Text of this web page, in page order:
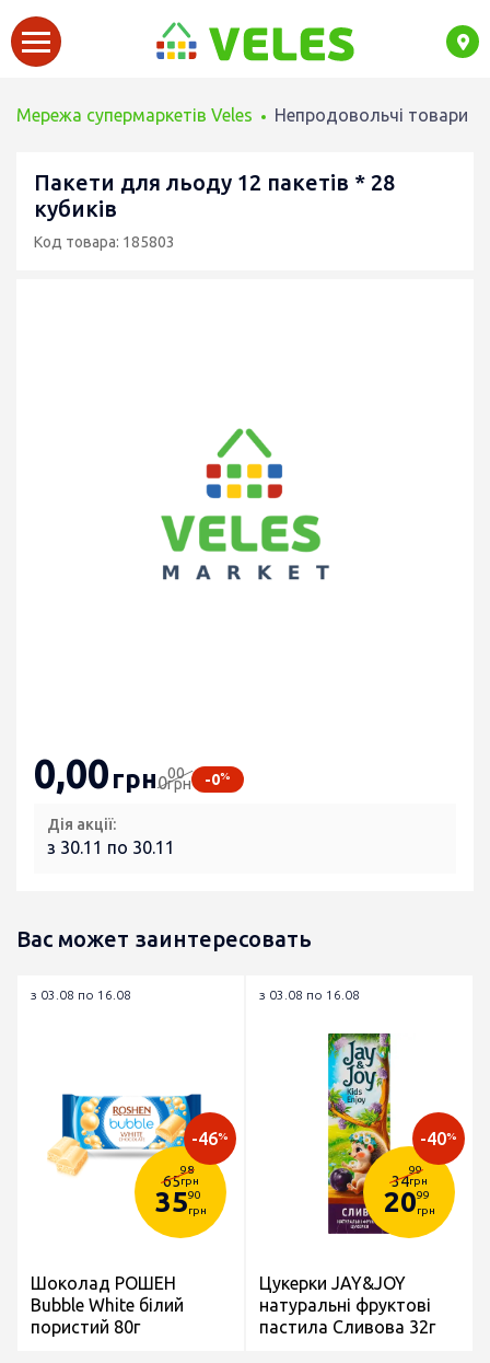
Мережа супермаркетів Veles Непродовольчі товари
Пакети для льоду 12 пакетів * 28
кубиків
Код товара: 185803
0,00грн000
грн -0%
Дія акції:
з 30.11 по 30.11
Вас может заинтересовать
з 03.08 по 16.08
65
98
грн
3590
грн
-46%
Шоколад РОШЕН
Bubble White білий
пористий 80г
з 03.08 по 16.08
34
99
грн
2099
грн
-40%
Цукерки JAY&JOY
натуральні фруктові
пастила Сливова 32г